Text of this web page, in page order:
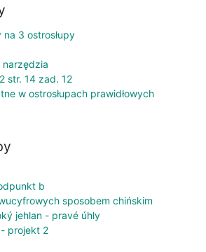
3 ostrosłupy
str. 14 zad. 12
w ostrosłupach prawidłowych
b
sposobem chińskim
jehlan - pravé úhly
projekt 2